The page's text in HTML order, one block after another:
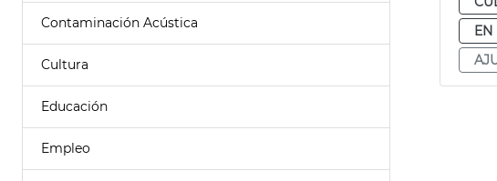
Contaminación Acústica
Cultura
Educación
Empleo
EN